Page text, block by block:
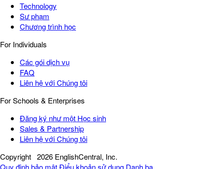
Technology
Sư phạm
Chương trình học
For Individuals
Các gói dịch vụ
FAQ
Liên hệ với Chúng tôi
For Schools & Enterprises
Đăng ký như một Học sinh
Sales & Partnership
Liên hệ với Chúng tôi
Copyright 2026 EnglishCentral, Inc.